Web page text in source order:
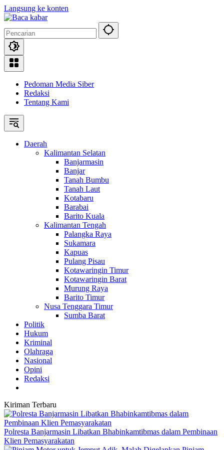
Langsung ke konten
Pedoman Media Siber
Redaksi
Tentang Kami
Daerah
Kalimantan Selatan
Banjarmasin
Banjar
Tanah Bumbu
Tanah Laut
Kotabaru
Barabai
Barito Kuala
Kalimantan Tengah
Palangka Raya
Sukamara
Kapuas
Pulang Pisau
Kotawaringin Timur
Kotawaringin Barat
Murung Raya
Barito Timur
Nusa Tenggara Timur
Sumba Barat
Politik
Hukum
Kriminal
Olahraga
Nasional
Opini
Redaksi
Kiriman Terbaru
Polresta Banjarmasin Libatkan Bhabinkamtibmas dalam Pembinaan
Klien Pemasyarakatan